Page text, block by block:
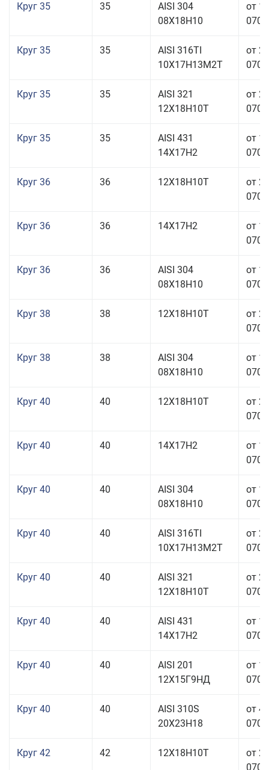
Круг 35 35
AISI 304
08Х18Н10
от
Круг 35 35
AISI 316TI
10Х17Н13М2Т
от
Круг 35 35
AISI 321
12Х18Н10Т
от
Круг 35 35
AISI 431
14Х17Н2
от
Круг 36 36 12Х18Н10Т
от
Круг 36 36 14Х17Н2
от
Круг 36 36
AISI 304
08Х18Н10
от
Круг 38 38 12Х18Н10Т
от
Круг 38 38
AISI 304
08Х18Н10
от
Круг 40 40 12Х18Н10Т
от
Круг 40 40 14Х17Н2
от
Круг 40 40
AISI 304
08Х18Н10
от
Круг 40 40
AISI 316TI
10Х17Н13М2Т
от
Круг 40 40
AISI 321
12Х18Н10Т
от
Круг 40 40
AISI 431
14Х17Н2
от
Круг 40 40
AISI 201
12Х15Г9НД
от
Круг 40 40
AISI 310S
20Х23Н18
от
Круг 42 42 12Х18Н10Т
от